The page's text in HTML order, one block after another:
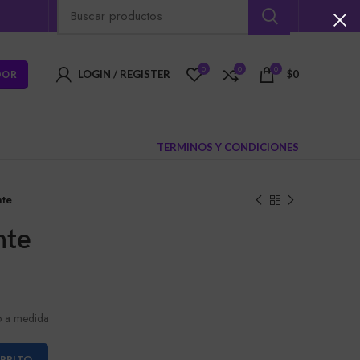
LOGIN / REGISTER 0 0 0 $0
TERMINOS Y CONDICIONES
a medida